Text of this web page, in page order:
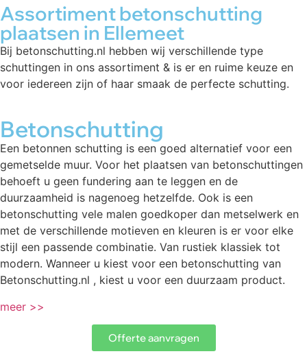
Assortiment betonschutting
plaatsen in Ellemeet
Bij betonschutting.nl hebben wij verschillende type
schuttingen in ons assortiment & is er en ruime keuze en
voor iedereen zijn of haar smaak de perfecte schutting.
Betonschutting
Een betonnen schutting is een goed alternatief voor een
gemetselde muur. Voor het plaatsen van betonschuttingen
behoeft u geen fundering aan te leggen en de
duurzaamheid is nagenoeg hetzelfde. Ook is een
betonschutting vele malen goedkoper dan metselwerk en
met de verschillende motieven en kleuren is er voor elke
stijl een passende combinatie. Van rustiek klassiek tot
modern. Wanneer u kiest voor een betonschutting van
Betonschutting.nl , kiest u voor een duurzaam product.
meer >>
Offerte aanvragen